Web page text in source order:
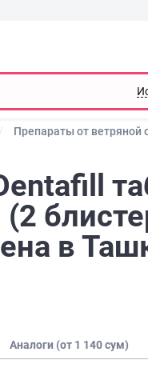
Препараты от ветряной
в
Аналоги (от 1 140 сум)